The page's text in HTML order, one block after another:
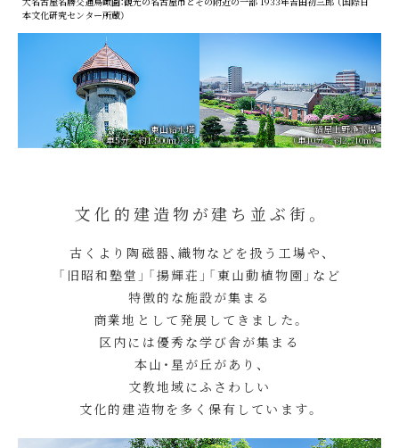
本文化研究センター所蔵）
東山給水塔
（車5分／約1.500m）※1
鍋屋上野浄水場
（車10分／約2,710m）
文化的建造物が建ち並ぶ街。
古くより陶磁器、織物などを扱う工場や、
「旧昭和塾堂」「揚輝荘」「東山動植物園」など
特徴的な施設が集まる
商業地として発展してきました。
区内には優秀な学び舎が集まる
本山・星が丘があり、
文教地域にふさわしい
文化的建造物を多く保有しています。